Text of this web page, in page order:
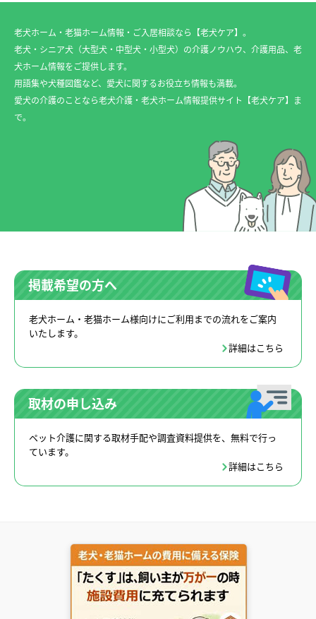
老犬ホーム・老猫ホーム情報・ご入居相談なら【老犬ケア】。
老犬・シニア犬（大型犬・中型犬・小型犬）の介護ノウハウ、介護用品、老
犬ホーム情報をご提供します。
用語集や犬種図鑑など、愛犬に関するお役立ち情報も満載。
愛犬の介護のことなら老犬介護・老犬ホーム情報提供サイト【老犬ケア】ま
で。
掲載希望の方へ
老犬ホーム・老猫ホーム様向けにご利用までの流れをご案内
いたします。
詳細はこちら
取材の申し込み
ペット介護に関する取材手配や調査資料提供を、無料で行っ
ています。
詳細はこちら